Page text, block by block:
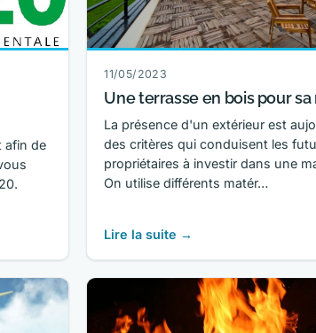
afin de
11/05/2023
Une terrasse en bois pour sa
La présence d'un extérieur est
des critères qui conduisent les
propriétaires à investir dans une
On utilise différents matér…
Lire la suite →